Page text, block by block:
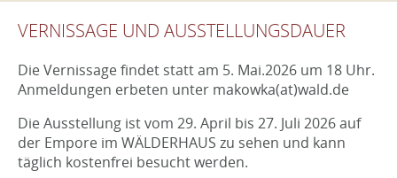
VERNISSAGE UND AUSSTELLUNGSDAUER
Die Vernissage findet statt am 5. Mai.2026 um 18 Uhr.
Anmeldungen erbeten unter makowka(at)wald.de
Die Ausstellung ist vom 29. April bis 27. Juli 2026 auf
der Empore im WÄLDERHAUS zu sehen und kann
täglich kostenfrei besucht werden.